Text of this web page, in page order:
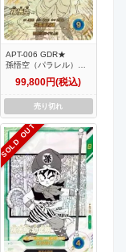
APT-006 GDR★
孫悟空（パラレル）
【アドバンスパック
40th Anniversary
99,800円(税込)
売り切れ
SOLD OUT